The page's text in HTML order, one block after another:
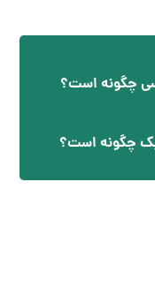
چگونه است؟
چگونه است؟